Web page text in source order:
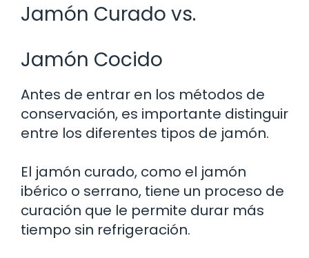
Jamón Curado vs.
Jamón Cocido
Antes de entrar en los métodos de
conservación, es importante distinguir
entre los diferentes tipos de jamón.
El jamón curado, como el jamón
ibérico o serrano, tiene un proceso de
curación que le permite durar más
tiempo sin refrigeración.